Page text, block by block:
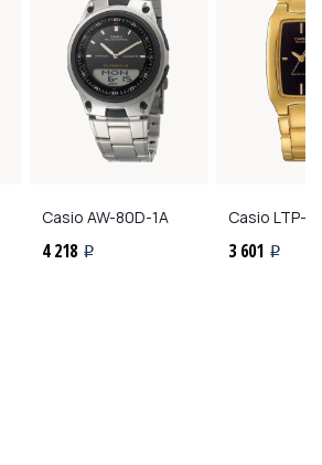
CasioAW-80D-1A
4 218 i
Casio LTP-
3 601 i